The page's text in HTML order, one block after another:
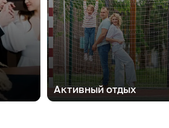
Активный отдых